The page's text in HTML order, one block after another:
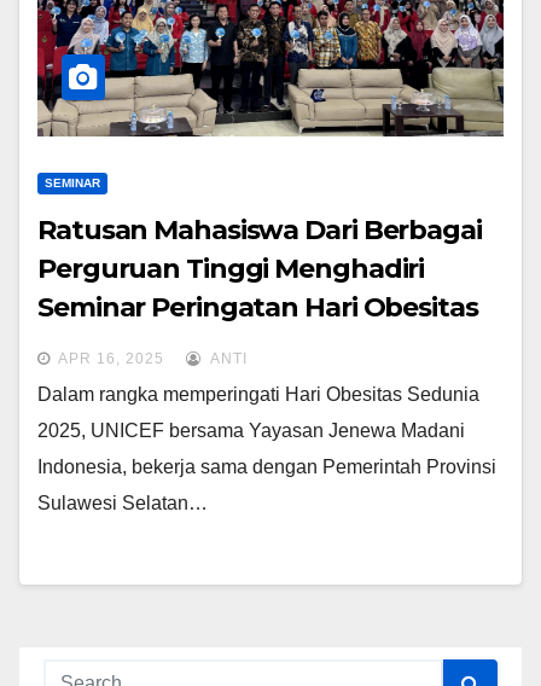
SEMINAR
Ratusan Mahasiswa Dari Berbagai
Perguruan Tinggi Menghadiri
Seminar Peringatan Hari Obesitas
Sedunia 2025 “Changing Systems,
Healthier Lives”
APR 16, 2025 ANTI
Dalam rangka memperingati Hari Obesitas Sedunia
2025, UNICEF bersama Yayasan Jenewa Madani
Indonesia, bekerja sama dengan Pemerintah Provinsi
Sulawesi Selatan…